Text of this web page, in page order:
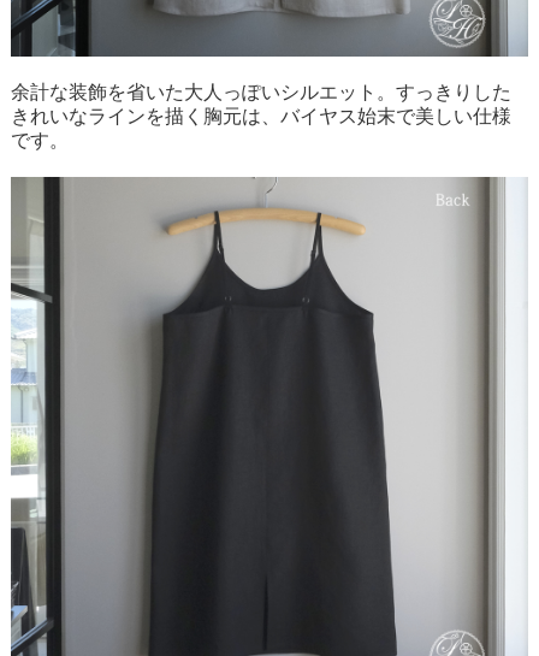
余計な装飾を省いた大人っぽいシルエット。すっきりした
きれいなラインを描く胸元は、バイヤス始末で美しい仕様
です。